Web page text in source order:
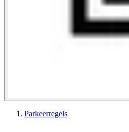
Parkeerregels